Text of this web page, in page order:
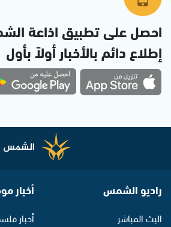
احصل على تطبيق اذاعة
إطلاع دائم بالأخبار أولاً بأول
راديو الشمس
البث المباشر
أخبار
أخبار